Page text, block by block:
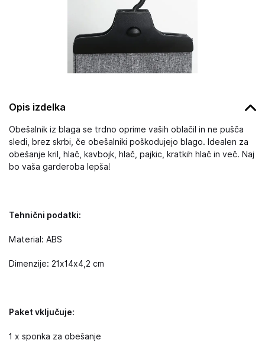
Opis izdelka
Obešalnik iz blaga se trdno oprime vaših oblačil in ne pušča
sledi, brez skrbi, če obešalniki poškodujejo blago. Idealen za
obešanje kril, hlač, kavbojk, hlač, pajkic, kratkih hlač in več. Naj
bo vaša garderoba lepša!
Tehnični podatki:
Material: ABS
Dimenzije: 21x14x4,2 cm
Paket vključuje:
1 x sponka za obešanje